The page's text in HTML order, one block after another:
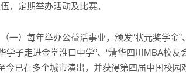
，定期举办活动及比赛。
一）每年举办公益活事业，颁发“状元奖学金
学子走进金堂淮口中学”、“清华四川MBA校
今已在多个城市演出，并获得第四届中国校